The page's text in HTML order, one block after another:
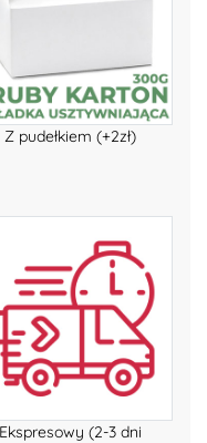
Z pudełkiem (+2zł)
Ekspresowy (2-3 dni